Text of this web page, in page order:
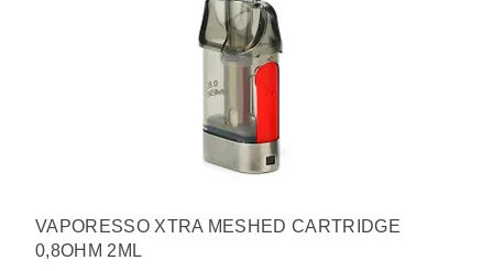
VAPORESSO XTRA MESHED CARTRIDGE
0,8OHM 2ML